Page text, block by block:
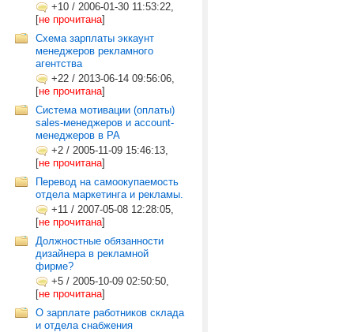
+10 / 2006-01-30 11:53:22,
[не прочитана]
Схема зарплаты эккаунт
менеджеров рекламного
агентства
+22 / 2013-06-14 09:56:06,
[не прочитана]
Система мотивации (оплаты)
sales-менеджеров и account-
менеджеров в РА
+2 / 2005-11-09 15:46:13,
[не прочитана]
Перевод на самоокупаемость
отдела маркетинга и рекламы.
+11 / 2007-05-08 12:28:05,
[не прочитана]
Должностные обязанности
дизайнера в рекламной
фирме?
+5 / 2005-10-09 02:50:50,
[не прочитана]
О зарплате работников склада
и отдела снабжения